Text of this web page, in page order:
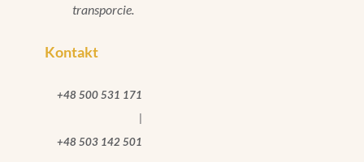
transporcie.
Kontakt
+48 500 531 171
+48 503 142 501